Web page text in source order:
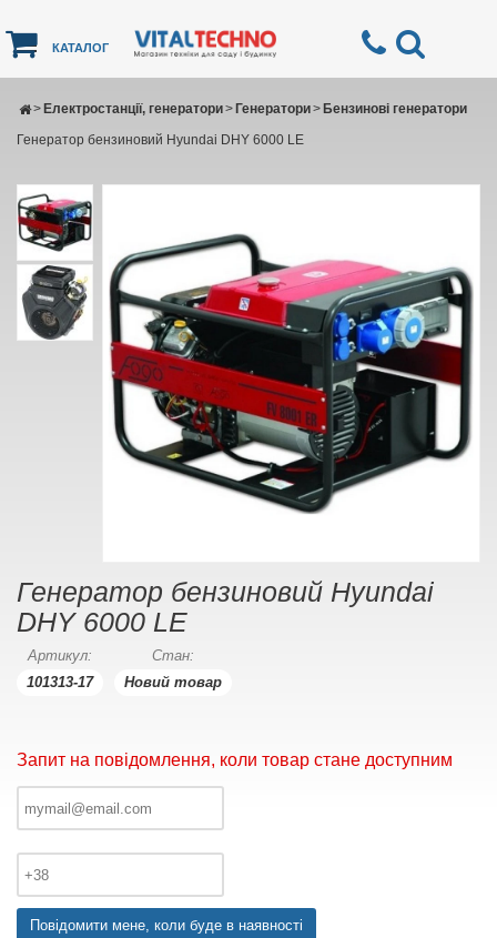
КАТАЛОГ
Електростанції, генератори
> Генератори
> Бензинові генератори
>
Генератор бензиновий Hyundai DHY 6000 LE
Генератор бензиновий Hyundai
DHY 6000 LE
Артикул:
101313-17
Стан:
Новий товар
Запит на повідомлення, коли товар стане доступним
Повідомити мене, коли буде в наявності